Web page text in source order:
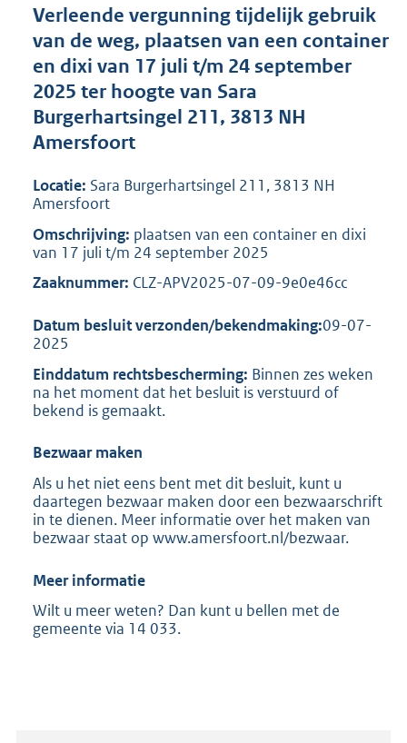
r
o
o
t
t
:
8
Verleende vergunning tijdelijk gebruik
van de weg, plaatsen van een container
en dixi van 17 juli t/m 24 september
2025 ter hoogte van Sara
Burgerhartsingel 211, 3813 NH
Amersfoort
Locatie: Sara Burgerhartsingel 211, 3813 NH
Amersfoort
Omschrijving: plaatsen van een container en dixi
van 17 juli t/m 24 september 2025
Zaaknummer: CLZ-APV2025-07-09-9e0e46cc
Datum besluit verzonden/bekendmaking:09-07-
2025
Einddatum rechtsbescherming: Binnen zes weken
na het moment dat het besluit is verstuurd of
bekend is gemaakt.
Bezwaar maken
Als u het niet eens bent met dit besluit, kunt u
daartegen bezwaar maken door een bezwaarschrift
in te dienen. Meer informatie over het maken van
bezwaar staat op www.amersfoort.nl/bezwaar.
Meer informatie
Wilt u meer weten? Dan kunt u bellen met de
gemeente via 14 033.